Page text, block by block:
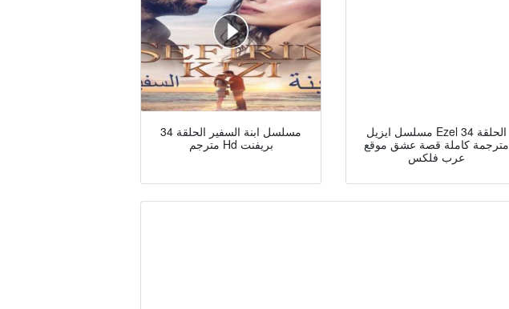
مسلسل ابنة السفير الحلقة 34
مترجم Hd بريفنت
مسلسل ايزيل Ezel الحلقة 34
مترجمة كاملة قصة عشق موقع
عرب فلكس